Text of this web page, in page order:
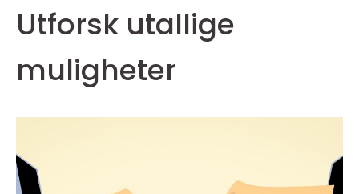
Utforsk utallige
muligheter